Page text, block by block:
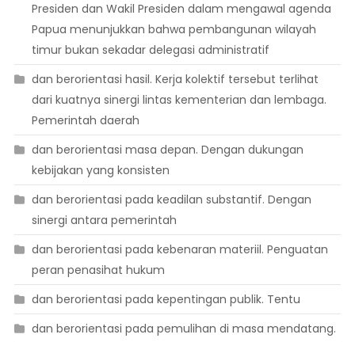
Presiden dan Wakil Presiden dalam mengawal agenda
Papua menunjukkan bahwa pembangunan wilayah
timur bukan sekadar delegasi administratif
dan berorientasi hasil. Kerja kolektif tersebut terlihat
dari kuatnya sinergi lintas kementerian dan lembaga.
Pemerintah daerah
dan berorientasi masa depan. Dengan dukungan
kebijakan yang konsisten
dan berorientasi pada keadilan substantif. Dengan
sinergi antara pemerintah
dan berorientasi pada kebenaran materiil. Penguatan
peran penasihat hukum
dan berorientasi pada kepentingan publik. Tentu
dan berorientasi pada pemulihan di masa mendatang.